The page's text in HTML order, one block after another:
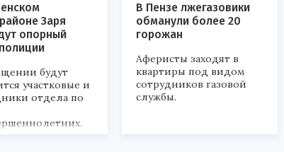
Заря
опорный
будут
участковые и
отдела по
В Пензе лжегазовики
обманули более 20
горожан
Аферисты заходят в
квартиры под видом
сотрудников газовой
службы.